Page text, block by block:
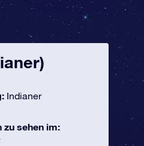
Indianer
zu sehen im: